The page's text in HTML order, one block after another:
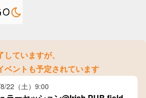
ていますが、
ベントも予定されています
22（土） 9:00